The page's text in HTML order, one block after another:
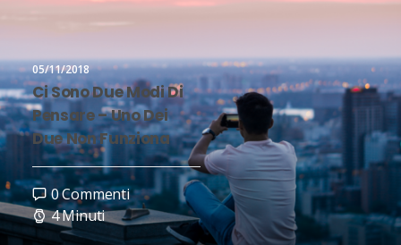
05/11/2018
Ci Sono Due Modi Di
Pensare – Uno Dei
Due Non Funziona
0 Commenti
4 Minuti